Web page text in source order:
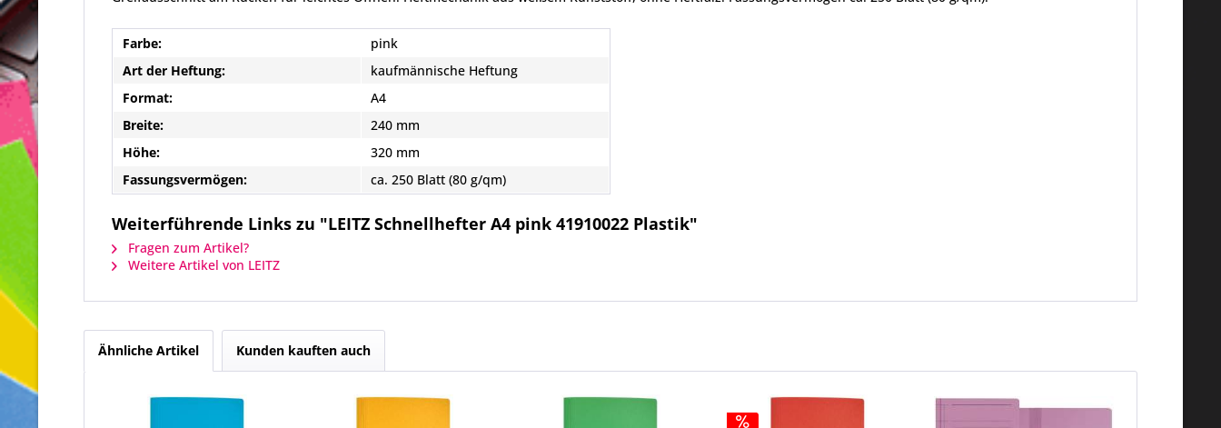
Farbe:
pink
Art der Heftung:
kaufmännische Heftung
Format:
A4
Breite:
240 mm
Höhe:
320 mm
Fassungsvermögen:
ca. 250 Blatt (80 g/qm)
Weiterführende Links zu "LEITZ Schnellhefter A4 pink 41910022 Plastik"
Fragen zum Artikel?
Weitere Artikel von LEITZ
Ähnliche Artikel Kunden kauften auch